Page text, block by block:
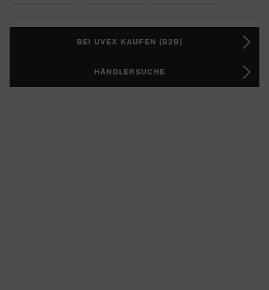
BEI UVEX KAUFEN (B2B)
HÄNDLERSUCHE